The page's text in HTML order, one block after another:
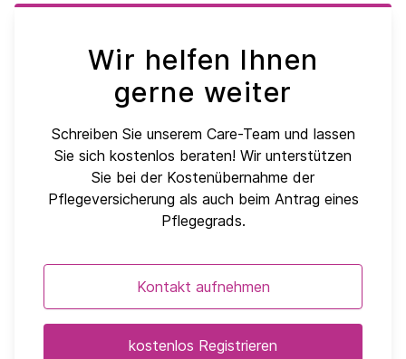
Wir helfen Ihnen
gerne weiter
Schreiben Sie unserem Care-Team und lassen
Sie sich kostenlos beraten! Wir unterstützen
Sie bei der Kostenübernahme der
Pflegeversicherung als auch beim Antrag eines
Pflegegrads.
Kontakt aufnehmen
kostenlos Registrieren